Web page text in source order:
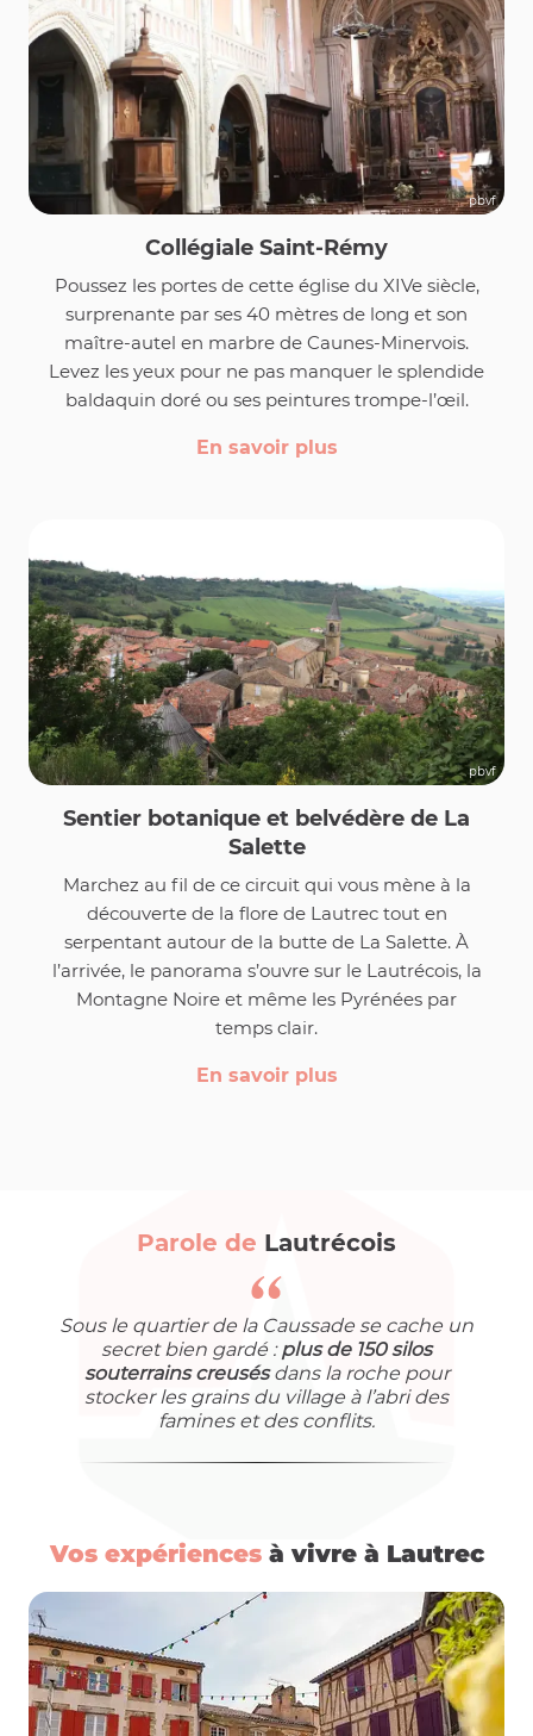
pbvf
Collégiale Saint-Rémy
Poussez les portes de cette église du XIVe siècle,
surprenante par ses 40 mètres de long et son
maître-autel en marbre de Caunes-Minervois.
Levez les yeux pour ne pas manquer le splendide
baldaquin doré ou ses peintures trompe-l’œil.
En savoir plus
pbvf
Sentier botanique et belvédère de La
Salette
Marchez au fil de ce circuit qui vous mène à la
découverte de la flore de Lautrec tout en
serpentant autour de la butte de La Salette. À
l’arrivée, le panorama s’ouvre sur le Lautrécois, la
Montagne Noire et même les Pyrénées par
temps clair.
En savoir plus
Parole de Lautrécois
Sous le quartier de la Caussade se cache un
secret bien gardé :plus de 150 silos
souterrains creusésdans la roche pour
stocker les grains du village à l’abri des
famines et des conflits.
Vos expériencesà vivre à Lautrec